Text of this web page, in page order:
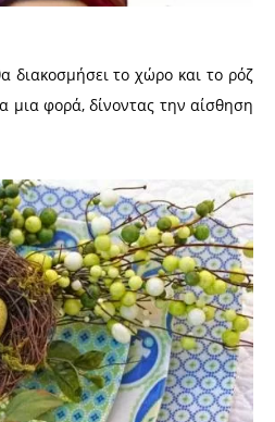
διακοσμήσει το χώρο και το ρόζ
μια φορά, δίνοντας την αίσθηση